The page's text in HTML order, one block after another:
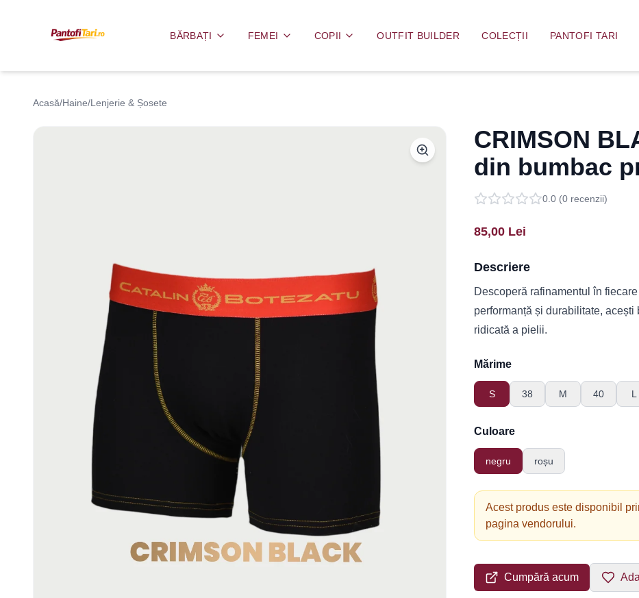
BĂRBAȚI FEMEI COPII OUTFIT BUILDER COLECȚII PANTOFI TARI
Acasă/Haine/Lenjerie & Șosete
CRIMSON
din bumbac
0.0 (0 recenzii)
85,00 Lei
Descriere
Descoperă rafinamentul în
performanță și durabilitate,
ridicată a pielii.
Mărime
S 38 M 40 L
Culoare
negru roșu
Acest produs este disponibil
pagina vendorului.
Cumpără acum